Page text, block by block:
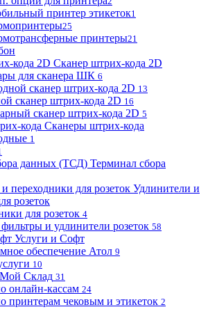
принтер этикеток1
25
принтеры21
Сканер штрих-кода 2D
для сканера ШК 6
сканер штрих-кода 2D 13
сканер штрих-кода 2D 16
сканер штрих-кода 2D 5
Сканеры штрих-кода
1
Терминал сбора
Удлинители и
розеток
для розеток 4
и удлинители розеток 58
Услуги и Софт
обеспечение Атол 9
10
Склад 31
онлайн-кассам 24
принтерам чековым и этикеток 2